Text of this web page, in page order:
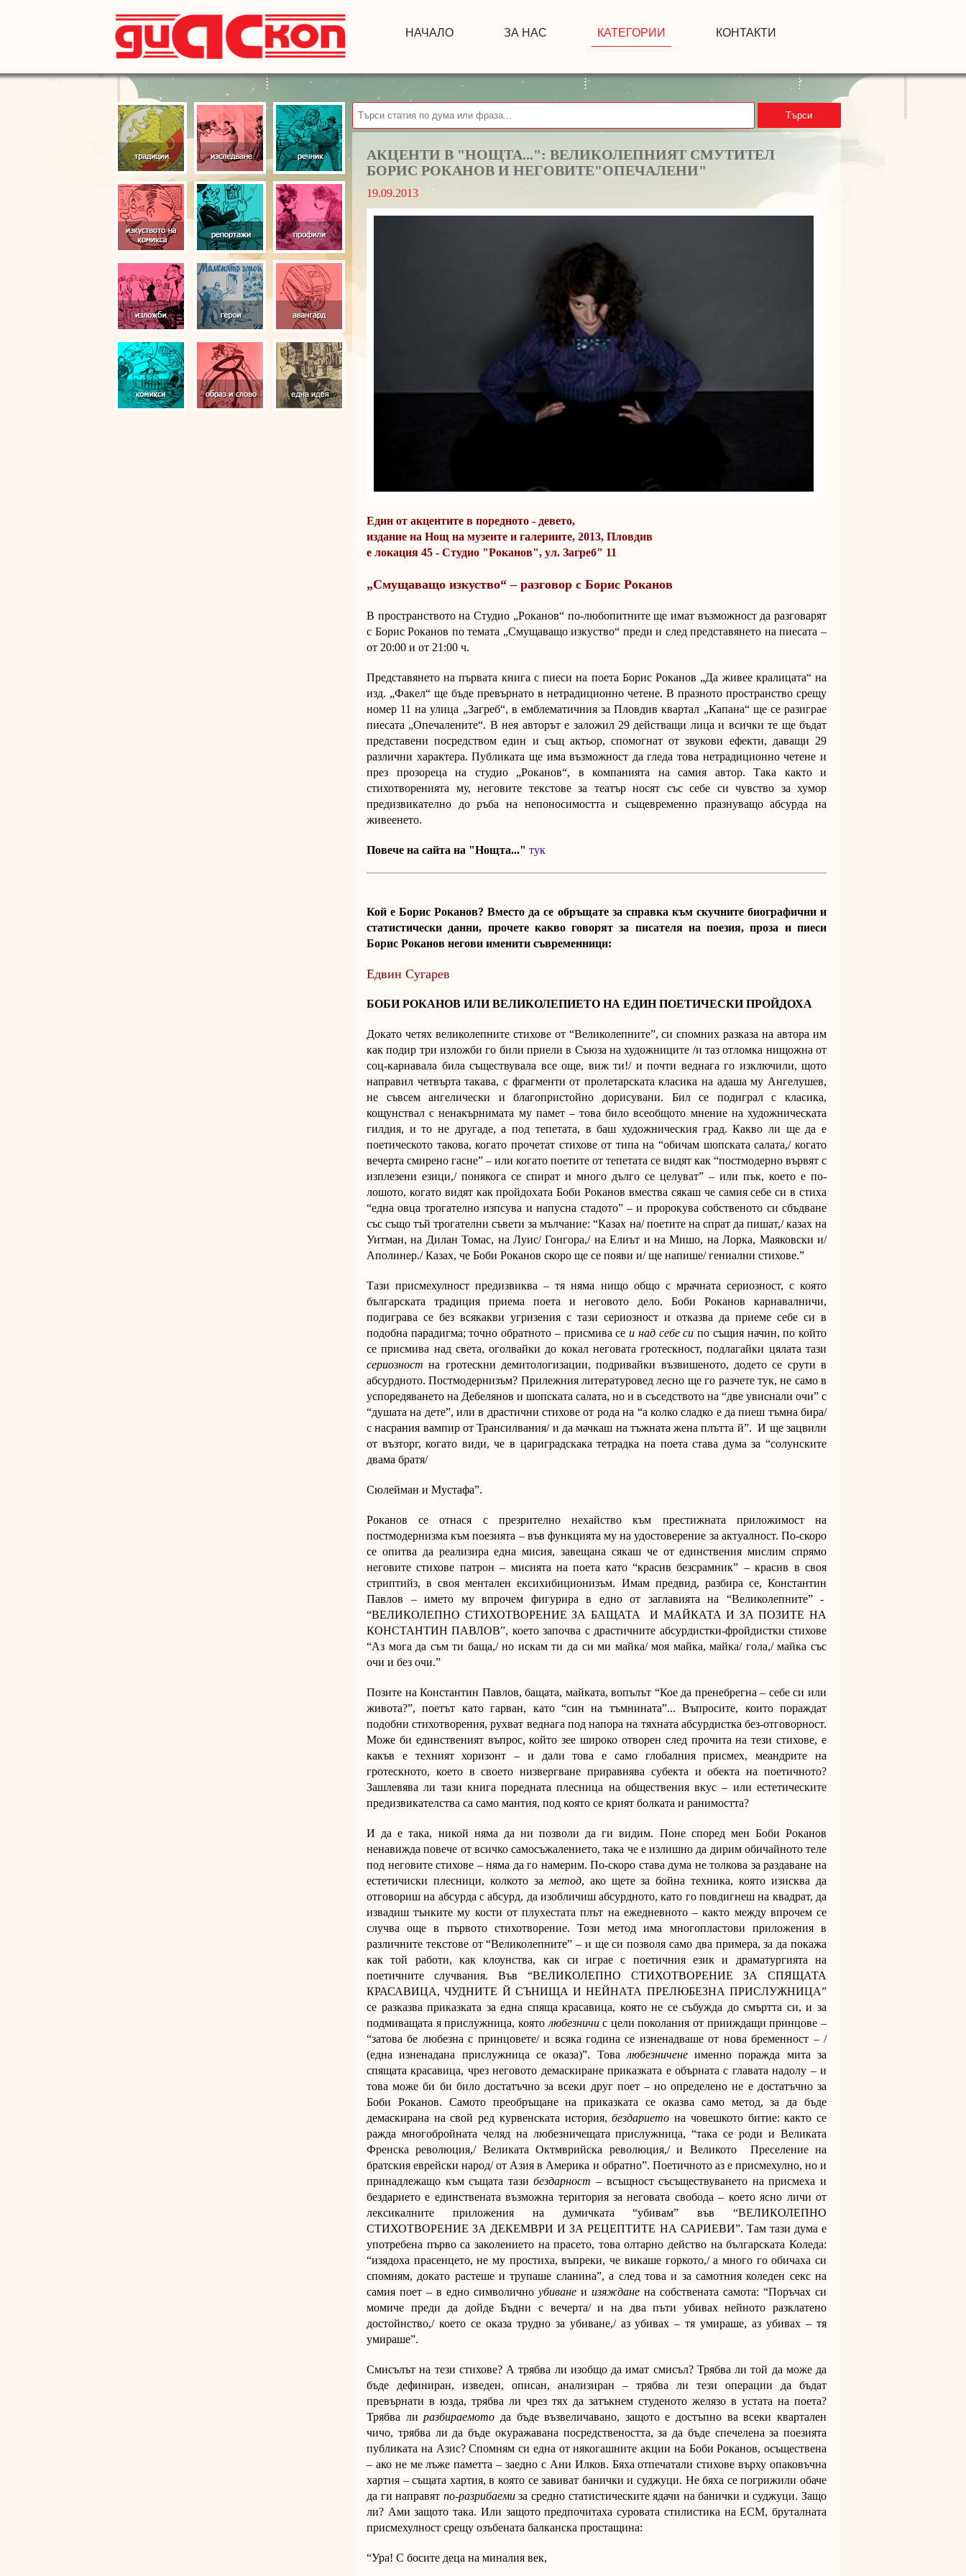
НАЧАЛО ЗА НАС КАТЕГОРИИ КОНТАКТИ
Търси
АКЦЕНТИ В "НОЩТА...": ВЕЛИКОЛЕПНИЯТ СМУТИТЕЛ
БОРИС РОКАНОВ И НЕГОВИТЕ"ОПЕЧАЛЕНИ"
19.09.2013
Един от акцентите в поредното - девето,
издание на Нощ на музеите и галериите, 2013, Пловдив
е локация 45 - Студио "Роканов", ул. Загреб" 11
„Смущаващо изкуство“ – разговор с Борис Роканов
В пространството на Студио „Роканов“ по-любопитните ще имат възможност да разговарят
с Борис Роканов по темата „Смущаващо изкуство“ преди и след представянето на пиесата –
от 20:00 и от 21:00 ч.
Представянето на първата книга с пиеси на поета Борис Роканов „Да живее кралицата“ на
изд. „Факел“ ще бъде превърнато в нетрадиционно четене. В празното пространство срещу
номер 11 на улица „Загреб“, в емблематичния за Пловдив квартал „Капана“ ще се разиграе
пиесата „Опечалените“. В нея авторът е заложил 29 действащи лица и всички те ще бъдат
представени посредством един и същ актьор, спомогнат от звукови ефекти, даващи 29
различни характера. Публиката ще има възможност да гледа това нетрадиционно четене и
през прозореца на студио „Роканов“, в компанията на самия автор. Така както и
стихотворенията му, неговите текстове за театър носят със себе си чувство за хумор
предизвикателно до ръба на непоносимостта и същевременно празнуващо абсурда на
живеенето.
Повече на сайта на "Нощта..." тук
Кой е Борис Роканов? Вместо да се обръщате за справка към скучните биографични и
статистически данни, прочете какво говорят за писателя на поезия, проза и пиеси
Борис Роканов негови именити съвременници:
Едвин Сугарев
БОБИ РОКАНОВ ИЛИ ВЕЛИКОЛЕПИЕТО НА ЕДИН ПОЕТИЧЕСКИ ПРОЙДОХА
Докато четях великолепните стихове от “Великолепните”, си спомних разказа на автора им
как подир три изложби го били приели в Съюза на художниците /и таз отломка нищожна от
соц-карнавала била съществувала все още, виж ти!/ и почти веднага го изключили, щото
направил четвърта такава, с фрагменти от пролетарската класика на адаша му Ангелушев,
не съвсем ангелически и благопристойно дорисувани. Бил се подиграл с класика,
кощунствал с ненакърнимата му памет – това било всеобщото мнение на художническата
гилдия, и то не другаде, а под тепетата, в баш художническия град. Какво ли ще да е
поетическото такова, когато прочетат стихове от типа на “обичам шопската салата,/ когато
вечерта смирено гасне” – или когато поетите от тепетата се видят как “постмодерно вървят с
изплезени езици,/ понякога се спират и много дълго се целуват” – или пък, което е по-
лошото, когато видят как пройдохата Боби Роканов вмества сякаш че самия себе си в стиха
“една овца трогателно изпсува и напусна стадото” – и пророкува собственото си сбъдване
със също тъй трогателни съвети за мълчание: “Казах на/ поетите на спрат да пишат,/ казах на
Уитман, на Дилан Томас, на Луис/ Гонгора,/ на Елиът и на Мишо, на Лорка, Маяковски и/
Аполинер./ Казах, че Боби Роканов скоро ще се появи и/ ще напише/ гениални стихове.”
Тази присмехулност предизвиква – тя няма нищо общо с мрачната сериозност, с която
българската традиция приема поета и неговото дело. Боби Роканов карнавалничи,
подиграва се без всякакви угризения с тази сериозност и отказва да приеме себе си в
подобна парадигма; точно обратното – присмива сеи над себе си по същия начин, по който
се присмива над света, оголвайки до кокал неговата гротескност, подлагайки цялата тази
сериозност на гротескни демитологизации, подривайки възвишеното, додето се срути в
абсурдното. Постмодернизъм? Прилежния литературовед лесно ще го разчете тук, не само в
успоредяването на Дебелянов и шопската салата, но и в съседството на “две увиснали очи” с
“душата на дете”, или в драстични стихове от рода на “а колко сладко е да пиеш тъмна бира/
с насрания вампир от Трансилвания/ и да мачкаш на тъжната жена плътта й”. И ще зацвили
от възторг, когато види, че в цариградскака тетрадка на поета става дума за “солунските
двама братя/
Сюлейман и Мустафа”.
Роканов се отнася с презрително нехайство към престижната приложимост на
постмодернизма към поезията – във функцията му на удостоверение за актуалност. По-скоро
се опитва да реализира една мисия, завещана сякаш че от единствения мислим спрямо
неговите стихове патрон – мисията на поета като “красив безсрамник” – красив в своя
стриптийз, в своя ментален ексихибиционизъм. Имам предвид, разбира се, Константин
Павлов – името му впрочем фигурира в едно от заглавията на “Великолепните” -
“ВЕЛИКОЛЕПНО СТИХОТВОРЕНИЕ ЗА БАЩАТА И МАЙКАТА И ЗА ПОЗИТЕ НА
КОНСТАНТИН ПАВЛОВ”, което започва с драстичните абсурдистки-фройдистки стихове
“Аз мога да съм ти баща,/ но искам ти да си ми майка/ моя майка, майка/ гола,/ майка със
очи и без очи.”
Позите на Константин Павлов, бащата, майката, вопълът “Кое да пренебрегна – себе си или
живота?”, поетът като гарван, като “син на тъмнината”... Въпросите, които пораждат
подобни стихотворения, рухват веднага под напора на тяхната абсурдистка без-отговорност.
Може би единственият въпрос, който зее широко отворен след прочита на тези стихове, е
какъв е техният хоризонт – и дали това е само глобалния присмех, меандрите на
гротескното, което в своето низвергване приравнява субекта и обекта на поетичното?
Зашлевява ли тази книга поредната плесница на обществения вкус – или естетическите
предизвикателства са само мантия, под която се крият болката и ранимостта?
И да е така, никой няма да ни позволи да ги видим. Поне според мен Боби Роканов
ненавижда повече от всичко самосъжалението, така че е излишно да дирим обичайното теле
под неговите стихове – няма да го намерим. По-скоро става дума не толкова за раздаване на
естетичиски плесници, колкото за метод, ако щете за бойна техника, която изисква да
отговориш на абсурда с абсурд, да изобличиш абсурдното, като го повдигнеш на квадрат, да
извадиш тънките му кости от плухестата плът на ежедневното – както между впрочем се
случва още в първото стихотворение. Този метод има многопластови приложения в
различните текстове от “Великолепните” – и ще си позволя само два примера, за да покажа
как той работи, как клоунства, как си играе с поетичния език и драматургията на
поетичните случвания. Във “ВЕЛИКОЛЕПНО СТИХОТВОРЕНИЕ ЗА СПЯЩАТА
КРАСАВИЦА, ЧУДНИТЕ Й СЪНИЩА И НЕЙНАТА ПРЕЛЮБЕЗНА ПРИСЛУЖНИЦА”
се разказва приказката за една спяща красавица, която не се събужда до смъртта си, и за
подмиващата я прислужница, която любезничис цели поколания от прииждащи принцове –
“затова бе любезна с принцовете/ и всяка година се изненадваше от нова бременност – /
(една изненадана прислужница се оказа)”. Това любезниченеименно поражда мита за
спящата красавица, чрез неговото демаскиране приказката е обърната с главата надолу – и
това може би би било достатъчно за всеки друг поет – но определено не е достатъчно за
Боби Роканов. Самото преобръщане на приказката се оказва само метод, за да бъде
демаскирана на свой ред курвенската история,бездарието на човешкото битие: както се
ражда многобройната челяд на любезничещата прислужница, “така се роди и Великата
Френска революция,/ Великата Октмврийска революция,/ и Великото Преселение на
братския еврейски народ/ от Азия в Америка и обратно”. Поетичното аз е присмехулно, но и
принадлежащо към същата тазибездарност – всъщност съсъществуването на присмеха и
бездарието е единствената възможна територия за неговата свобода – което ясно личи от
лексикалните приложения на думичката “убивам” във “ВЕЛИКОЛЕПНО
СТИХОТВОРЕНИЕ ЗА ДЕКЕМВРИ И ЗА РЕЦЕПТИТЕ НА САРИЕВИ”. Там тази дума е
употребена първо са заколението на прасето, това олтарно действо на българската Коледа:
“изядоха прасенцето, не му простиха, въпреки, че викаше горкото,/ а много го обичаха си
спомням, докато растеше и трупаше сланина”, а след това и за самотния коледен секс на
самия поет – в едно символично убиване и изяждане на собствената самота: “Поръчах си
момиче преди да дойде Бъдни с вечерта/ и на два пъти убивах нейното разклатено
достойнство,/ което се оказа трудно за убиване,/ аз убивах – тя умираше, аз убивах – тя
умираше”.
Смисълът на тези стихове? А трябва ли изобщо да имат смисъл? Трябва ли той да може да
бъде дефиниран, изведен, описан, анализиран – трябва ли тези операции да бъдат
превърнати в юзда, трябва ли чрез тях да затъкнем студеното желязо в устата на поета?
Трябва лиразбираемото да бъде възвеличавано, защото е достъпно ва всеки квартален
чичо, трябва ли да бъде окуражавана посредствеността, за да бъде спечелена за поезията
публиката на Азис? Спомням си една от някогашните акции на Боби Роканов, осъществена
– ако не ме лъже паметта – заедно с Ани Илков. Бяха отпечатали стихове върху опаковъчна
хартия – същата хартия, в която се завиват банички и суджуци. Не бяха се погрижили обаче
да ги направят по-разрибаемиза средно статистическите ядачи на банички и суджуци. Защо
ли? Ами защото така. Или защото предпочитаха суровата стилистика на ЕСМ, бруталната
присмехулност срещу озъбената балканска простащина:
“Ура! С босите деца на миналия век,